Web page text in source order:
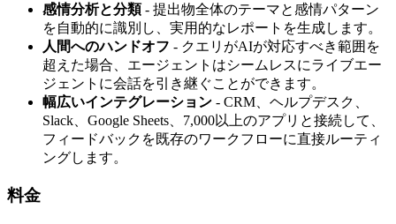
感情分析と分類- 提出物全体のテーマと感情パターン
を自動的に識別し、実用的なレポートを生成します。
人間へのハンドオフ - クエリがAIが対応すべき範囲を
超えた場合、エージェントはシームレスにライブエー
ジェントに会話を引き継ぐことができます。
幅広いインテグレーション - CRM、ヘルプデスク、
Slack、Google Sheets、7,000以上のアプリと接続して、
フィードバックを既存のワークフローに直接ルーティ
ングします。
料金